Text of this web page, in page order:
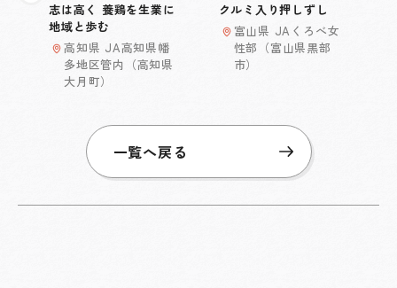
志は高く 養鶏を生業に
地域と歩む
高知県 JA高知県幡
多地区管内（高知県
大月町）
クルミ入り押しずし
富山県 JAくろべ女
性部（富山県黒部
市）
一覧へ戻る